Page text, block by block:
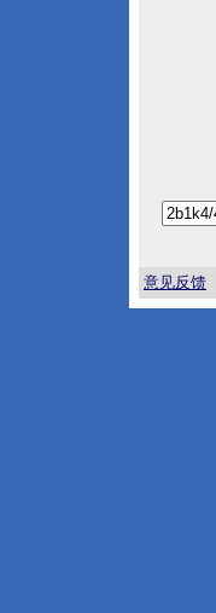
意见反馈